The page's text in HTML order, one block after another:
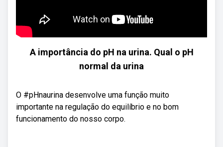
A importância do pH na urina. Qual o pH
normal da urina
O #pHnaurina desenvolve uma função muito
importante na regulação do equilíbrio e no bom
funcionamento do nosso corpo.